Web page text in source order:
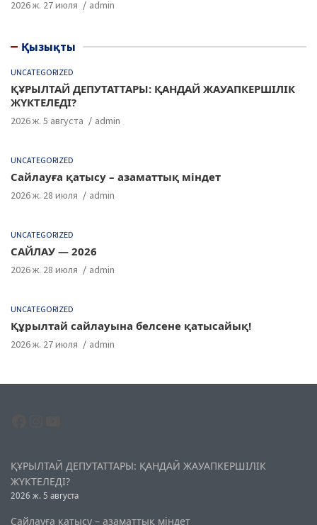
2026 ж. 27 июля admin
Қызықты
UNCATEGORIZED
ҚҰРЫЛТАЙ ДЕПУТАТТАРЫ: ҚАНДАЙ ЖАУАПКЕРШІЛІК
ЖҮКТЕЛЕДІ?
2026 ж. 5 августа admin
UNCATEGORIZED
Сайлауға қатысу – азаматтық міндет
2026 ж. 28 июля admin
UNCATEGORIZED
САЙЛАУ — 2026
2026 ж. 28 июля admin
UNCATEGORIZED
Құрылтай сайлауына белсене қатысайық!
2026 ж. 27 июля admin
ҚҰРЫЛТАЙ ДЕПУТАТТАРЫ: ҚАНДАЙ ЖАУАПКЕРШІЛІК
ЖҮКТЕЛЕДІ?
2026 ж. 5 августа
Сайлауға қатысу – азаматтық міндет